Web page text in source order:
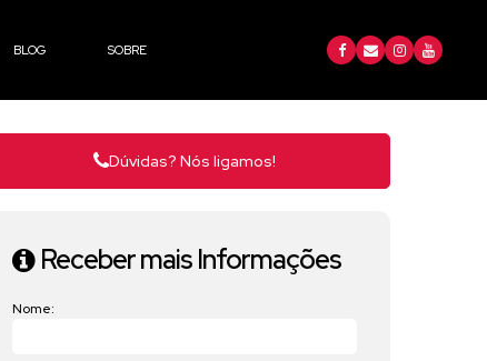
BLOG SOBRE
Dúvidas? Nós ligamos!
Receber mais Informações
Nome: